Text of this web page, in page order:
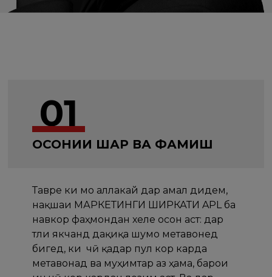
01
ОСОНИИ ШАРҲ ВА ФАҲМИШ
Тавре ки мо аллакай дар амал дидем,
нақшаи МАРКЕТИНГИ ШИРКАТИ APL ба
навкор фаҳмондан хеле осон аст: дар
тӯли якчанд дақиқа шумо метавонед
бигӯед, ки ӯ чӣ қадар пул кор карда
метавонад ва муҳимтар аз ҳама, барои